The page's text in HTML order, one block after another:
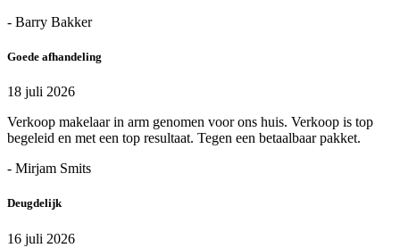
- Barry Bakker
Goede afhandeling
18 juli 2026
Verkoop makelaar in arm genomen voor ons huis. Verkoop is top
begeleid en met een top resultaat. Tegen een betaalbaar pakket.
- Mirjam Smits
Deugdelijk
16 juli 2026